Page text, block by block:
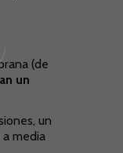
(de
un
un
media